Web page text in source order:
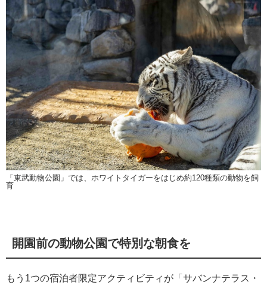
「東武動物公園」では、ホワイトタイガーをはじめ約120種類の動物を飼
育
開園前の動物公園で特別な朝食を
もう1つの宿泊者限定アクティビティが「サバンナテラス・